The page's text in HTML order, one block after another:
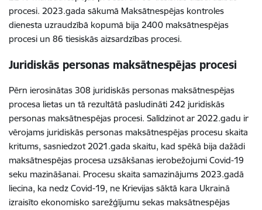
procesi. 2023.gada sākumā Maksātnespējas kontroles
dienesta uzraudzībā kopumā bija 2400 maksātnespējas
procesi un 86 tiesiskās aizsardzības procesi.
Juridiskās personas maksātnespējas procesi
Pērn ierosinātas 308 juridiskās personas maksātnespējas
procesa lietas un tā rezultātā pasludināti 242 juridiskās
personas maksātnespējas procesi. Salīdzinot ar 2022.gadu ir
vērojams juridiskās personas maksātnespējas procesu skaita
kritums, sasniedzot 2021.gada skaitu, kad spēkā bija dažādi
maksātnespējas procesa uzsākšanas ierobežojumi Covid-19
seku mazināšanai. Procesu skaita samazinājums 2023.gadā
liecina, ka nedz Covid-19, ne Krievijas sāktā kara Ukrainā
izraisīto ekonomisko sarežģījumu sekas maksātnespējas